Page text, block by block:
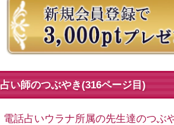
占い師のつぶやき(316ページ目)
電話占いウラナ所属の先生達のつぶ